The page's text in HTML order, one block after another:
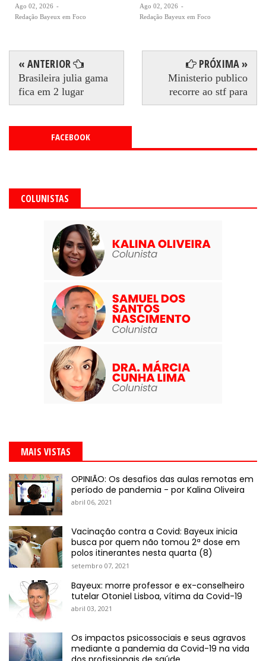
Ago 02, 2026 -
Redação Bayeux em Foco
Ago 02, 2026 -
Redação Bayeux em Foco
« ANTERIOR
Brasileira julia gama
fica em 2 lugar
PRÓXIMA »
Ministerio publico
recorre ao stf para
FACEBOOK
COLUNISTAS
MAIS VISTAS
OPINIÃO: Os desafios das aulas remotas em
período de pandemia - por Kalina Oliveira
abril 06, 2021
Vacinação contra a Covid: Bayeux inicia
busca por quem não tomou 2ª dose em
polos itinerantes nesta quarta (8)
setembro 07, 2021
Bayeux: morre professor e ex-conselheiro
tutelar Otoniel Lisboa, vítima da Covid-19
abril 03, 2021
Os impactos psicossociais e seus agravos
mediante a pandemia da Covid-19 na vida